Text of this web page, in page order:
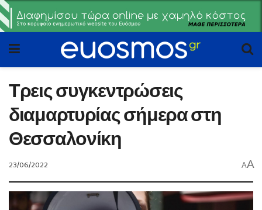
Τρεις συγκεντρώσεις
διαμαρτυρίας σήμερα στη
Θεσσαλονίκη
23/06/2022 AA